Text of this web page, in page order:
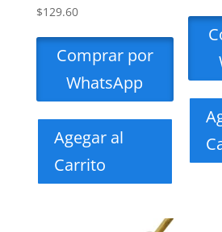
$129.60
Comprar por
WhatsApp
Agegar al
Carrito